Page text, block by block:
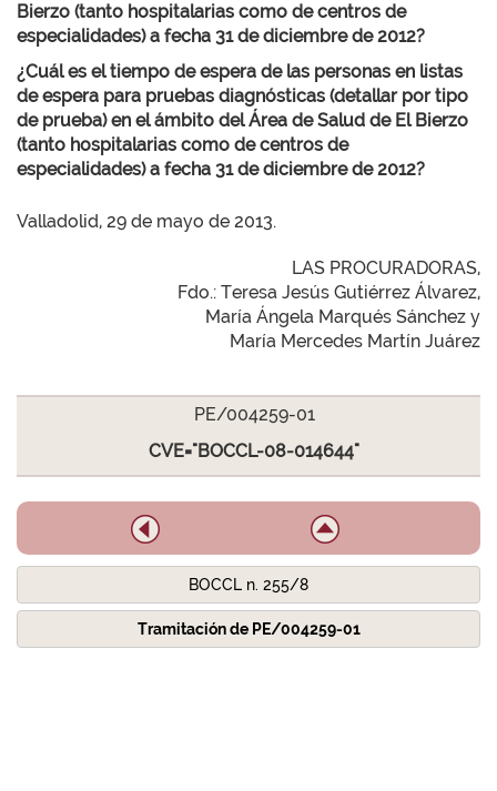
Bierzo (tanto hospitalarias como de centros de
especialidades) a fecha 31 de diciembre de 2012?
¿Cuál es el tiempo de espera de las personas en listas
de espera para pruebas diagnósticas (detallar por tipo
de prueba) en el ámbito del Área de Salud de El Bierzo
(tanto hospitalarias como de centros de
especialidades) a fecha 31 de diciembre de 2012?
Valladolid, 29 de mayo de 2013.
LAS PROCURADORAS,
Fdo.: Teresa Jesús Gutiérrez Álvarez,
María Ángela Marqués Sánchez y
María Mercedes Martín Juárez
PE/004259-01
CVE="BOCCL-08-014644"
BOCCL n. 255/8
Tramitación de PE/004259-01